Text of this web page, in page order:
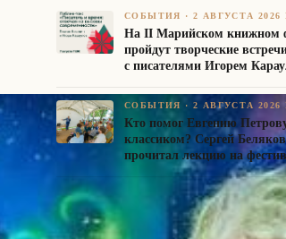
СОБЫТИЯ ·2 АВГУСТА 2026
На II Марийском книжном
пройдут творческие
с писателями Игорем
СОБЫТИЯ ·2 АВГУСТА 2026
Кто помог Евгению
классиком? Сергей Беляков
прочитал лекцию на
«Белый июнь»